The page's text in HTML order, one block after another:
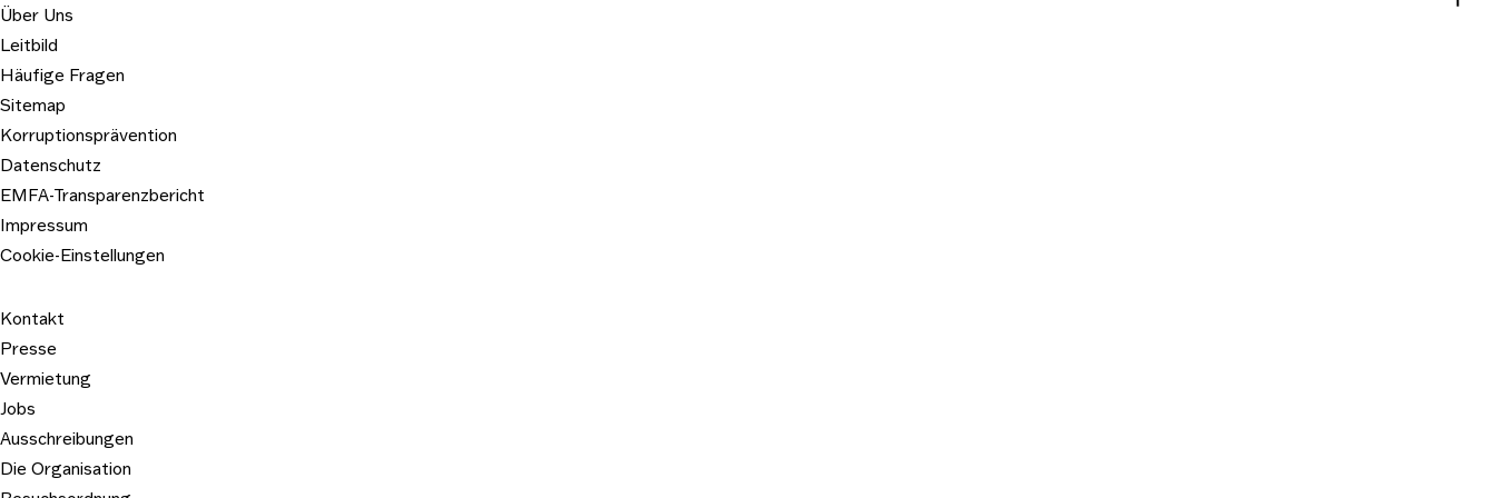
2023 © Kunst- und Ausstellungshalle der Bundesrepublik Deutschland GmbH
Über Uns
Leitbild
Häufige Fragen
Sitemap
Korruptionsprävention
Datenschutz
EMFA-Transparenzbericht
Impressum
Cookie-Einstellungen
Kontakt
Presse
Vermietung
Jobs
Ausschreibungen
Die Organisation